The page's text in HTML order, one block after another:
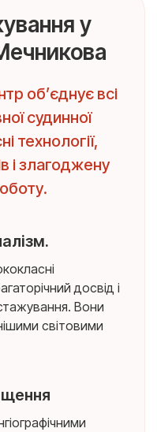
у
Мечникова
об’єднує всі
судинної
технології,
і злагоджену
досвід і
Вони
світовими